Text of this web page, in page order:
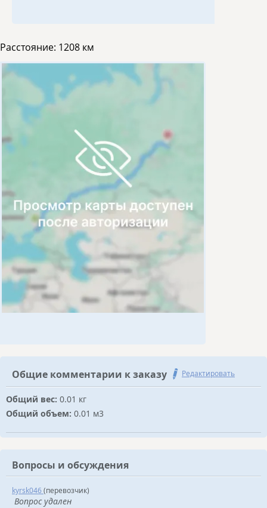
Расстояние: 1208 км
Общие комментарии к заказу Редактировать
Общий вес: 0.01 кг
Общий объем: 0.01 м3
Вопросы и обсуждения
kyrsk046(перевозчик)
Вопрос удален